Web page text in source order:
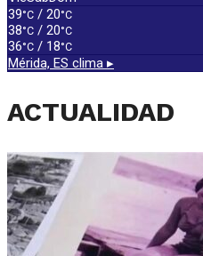
39°C / 20°C
38°C / 20°C
36°C / 18°C
Mérida, ES clima ▸
ACTUALIDAD